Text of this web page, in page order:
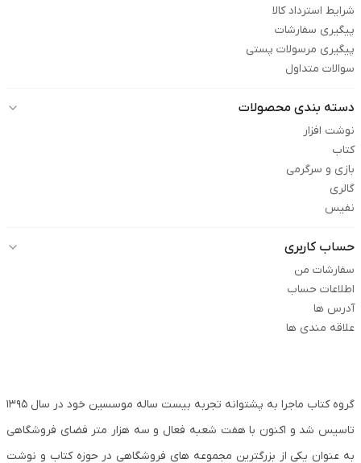
شرایط استرداد کالا
پیگیری سفارشات
پیگیری مرسولات پستی
سوالات متداول
دسته بندی محصولات
نوشت افزار
کتاب
بازی و سرگرمی
گالری
نفیس
حساب کاربری
سفارشات من
اطلاعات حساب
آدرس ها
علاقه مندی ها
گروه کتاب ماجرا به پشتوانه تجربه بیست ساله موسسین خود در سال ۱۳۹۵
تاسیس شد و اکنون با هفت شعبه فعال و سه هزار متر فضای فروشگاهی
به عنوان یکی از بزرگترین مجموعه های فروشگاهی در حوزه کتاب و نوشت